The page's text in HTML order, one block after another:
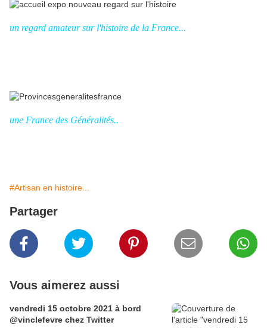
un regard amateur sur l'histoire de la France...
une France des Généralités..
#Artisan en histoire...
Partager
Vous aimerez aussi
vendredi 15 octobre 2021 à bord
@vinclefevre chez Twitter